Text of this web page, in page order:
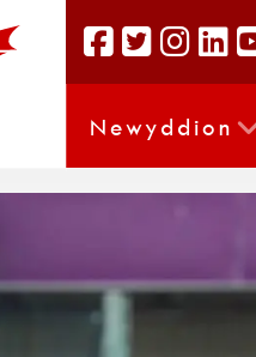
Newyddion